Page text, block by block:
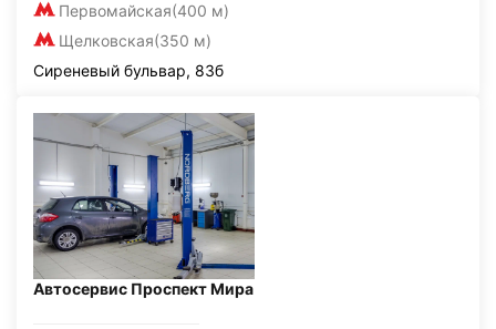
Первомайская(400 м)
Щелковская(350 м)
Сиреневый бульвар, 83б
Автосервис Проспект Мира